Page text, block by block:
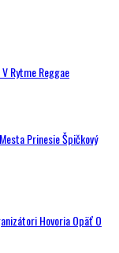
Rytme Reggae
Prinesie Špičkový
Hovoria Opäť O